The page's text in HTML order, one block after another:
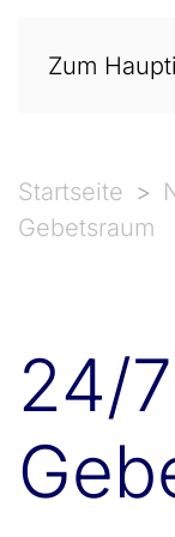
Zum
Startseite
Gebetsraum
24/